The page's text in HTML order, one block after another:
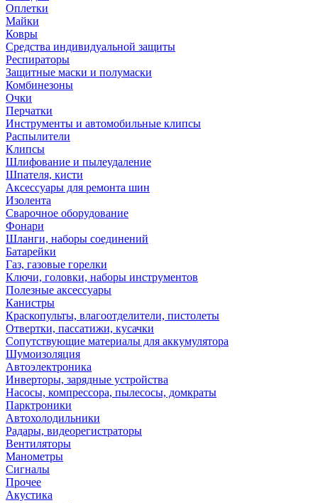
Оплетки
Майки
Ковры
Средства индивидуальной защиты
Респираторы
Защитные маски и полумаски
Комбинезоны
Очки
Перчатки
Инструменты и автомобильные клипсы
Распылители
Клипсы
Шлифование и пылеудаление
Шпателя, кисти
Аксессуары для ремонта шин
Изолента
Сварочное оборудование
Фонари
Шланги, наборы соединений
Батарейки
Газ, газовые горелки
Ключи, головки, наборы инструментов
Полезные аксессуары
Канистры
Краскопульты, влагоотделители, пистолеты
Отвертки, пассатижи, кусачки
Сопутствующие материалы для аккумулятора
Шумоизоляция
Автоэлектроника
Инверторы, зарядные устройства
Насосы, компрессора, пылесосы, домкраты
Парктроники
Автохолодильники
Радары, видеорегистраторы
Вентиляторы
Манометры
Сигналы
Прочее
Акустика